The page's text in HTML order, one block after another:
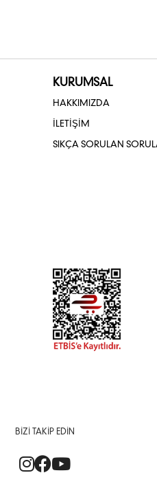
KURUMSAL
HAKKIMIZDA
İLETİŞİM
SIKÇA SORULAN
BIZI TAKIP EDIN